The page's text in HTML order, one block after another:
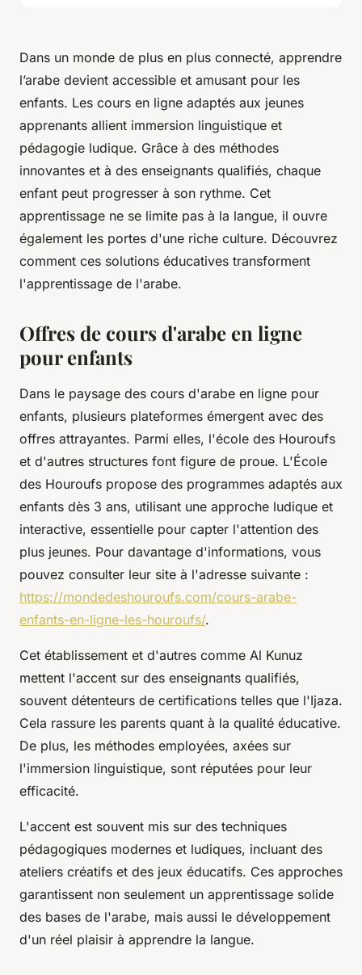
Dans un monde de plus en plus connecté, apprendre
l’arabe devient accessible et amusant pour les
enfants. Les cours en ligne adaptés aux jeunes
apprenants allient immersion linguistique et
pédagogie ludique. Grâce à des méthodes
innovantes et à des enseignants qualifiés, chaque
enfant peut progresser à son rythme. Cet
apprentissage ne se limite pas à la langue, il ouvre
également les portes d'une riche culture. Découvrez
comment ces solutions éducatives transforment
l'apprentissage de l'arabe.
Offres de cours d'arabe en ligne
pour enfants
Dans le paysage des cours d'arabe en ligne pour
enfants, plusieurs plateformes émergent avec des
offres attrayantes. Parmi elles, l'école des Houroufs
et d'autres structures font figure de proue. L'École
des Houroufs propose des programmes adaptés aux
enfants dès 3 ans, utilisant une approche ludique et
interactive, essentielle pour capter l'attention des
plus jeunes. Pour davantage d'informations, vous
pouvez consulter leur site à l'adresse suivante :
https://mondedeshouroufs.com/cours-arabe-
enfants-en-ligne-les-houroufs/.
Cet établissement et d'autres comme Al Kunuz
mettent l'accent sur des enseignants qualifiés,
souvent détenteurs de certifications telles que l'Ijaza.
Cela rassure les parents quant à la qualité éducative.
De plus, les méthodes employées, axées sur
l'immersion linguistique, sont réputées pour leur
efficacité.
L'accent est souvent mis sur des techniques
pédagogiques modernes et ludiques, incluant des
ateliers créatifs et des jeux éducatifs. Ces approches
garantissent non seulement un apprentissage solide
des bases de l'arabe, mais aussi le développement
d'un réel plaisir à apprendre la langue.